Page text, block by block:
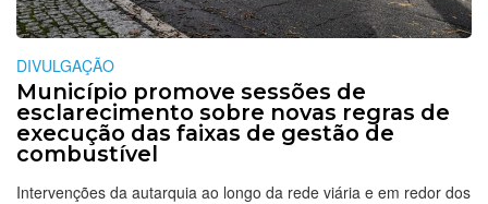
DIVULGAÇÃO
Município promove sessões de
esclarecimento sobre novas regras de
execução das faixas de gestão de
combustível
Intervenções da autarquia ao longo da rede viária e em redor dos